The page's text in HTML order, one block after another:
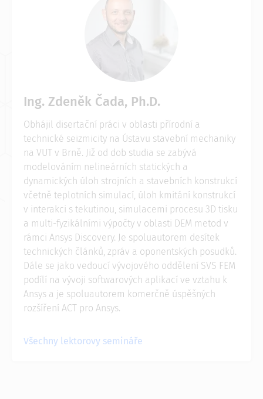
Ing. Zdeněk Čada, Ph.D.
Obhájil disertační práci v oblasti přírodní a
technické seizmicity na Ústavu stavební mechaniky
na VUT v Brně. Již od dob studia se zabývá
modelováním nelineárních statických a
dynamických úloh strojních a stavebních konstrukcí
včetně teplotních simulací, úloh kmitání konstrukcí
v interakci s tekutinou, simulacemi procesu 3D tisku
a multi-fyzikálními výpočty v oblasti DEM metod v
rámci Ansys Discovery. Je spoluautorem desítek
technických článků, zpráv a oponentských posudků.
Dále se jako vedoucí vývojového oddělení SVS FEM
podílí na vývoji softwarových aplikací ve vztahu k
Ansys a je spoluautorem komerčně úspěšných
rozšíření ACT pro Ansys.
Všechny lektorovy semináře